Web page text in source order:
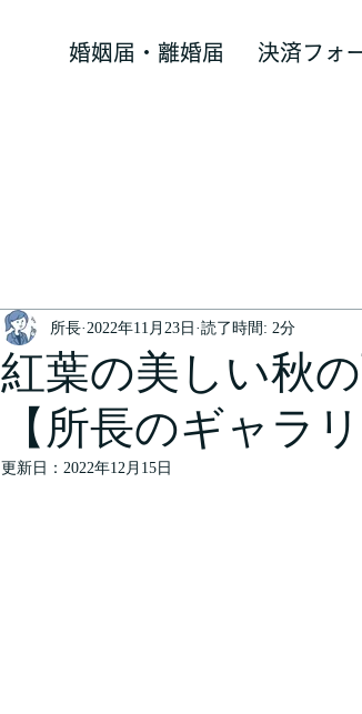
婚姻届・離婚届 決済フォ
紅葉の美しい秋
【所長のギャラリ
所長 2022年11月23日 読了時間: 2分
更新日： 2022年12月15日